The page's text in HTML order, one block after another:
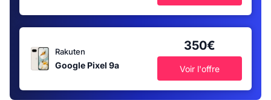
Rakuten
Google Pixel 9a
350€
Voir l'offre